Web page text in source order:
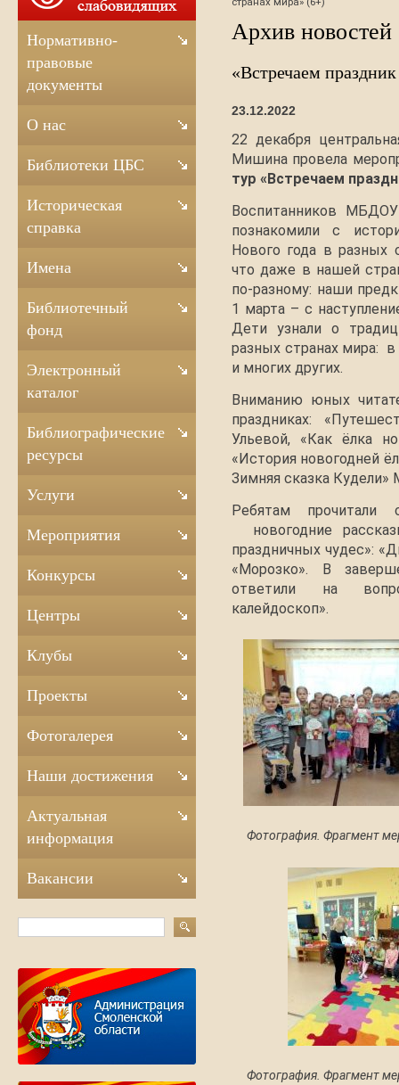
Архив новостей
«Встречаем
23.12.2022
22 декабря
Мишина провела
тур «Встречаем
Воспитанников
познакомили с
Нового года в разных
что даже в нашей
по-разному: наши
1 марта – с
Дети узнали о
разных странах мира:
и многих других.
Вниманию юных
праздниках:
Ульевой, «Как ёлка
«История новогодней
Зимняя сказка Кудели»
Ребятам
новогодние
праздничных чудес»:
«Морозко». В
ответили на
калейдоскоп».
Фотография. Фрагмент
Фотография. Фрагмент
Нормативно-
правовые
документы
О нас
Библиотеки ЦБС
Историческая
справка
Имена
Библиотечный
фонд
Электронный
каталог
Библиографические
ресурсы
Услуги
Мероприятия
Конкурсы
Центры
Клубы
Проекты
Фотогалерея
Наши достижения
Актуальная
информация
Вакансии